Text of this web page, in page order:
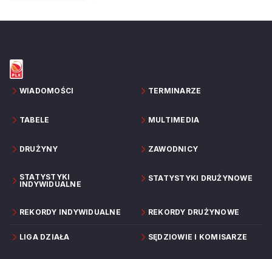
WIADOMOŚCI TERMINARZE
TABELE MULTIMEDIA
DRUŻYNY ZAWODNICY
STATYSTYKI
INDYWIDUALNE
STATYSTYKI DRUŻYNOWE
REKORDY INDYWIDUALNE REKORDY DRUŻYNOWE
LIGA DZIAŁA SĘDZIOWIE I KOMISARZE